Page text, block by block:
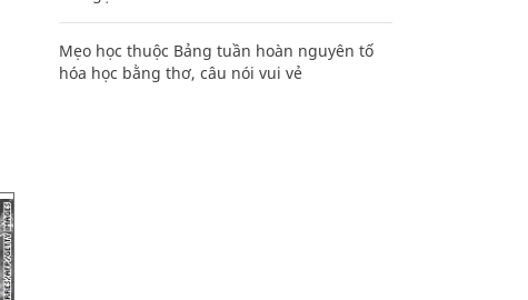
Mẹo học thuộc Bảng tuần hoàn nguyên tố
hóa học bằng thơ, câu nói vui vẻ